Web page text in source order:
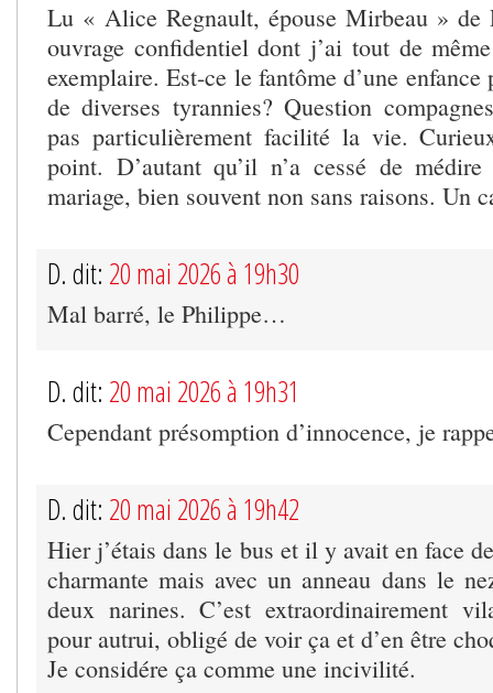
Lu « Alice Regnault, épouse Mirbeau »
ouvrage confidentiel dont j’ai tout de
exemplaire. Est-ce le fantôme d’une enfance
de diverses tyrannies? Question
pas particulièrement facilité la vie.
point. D’autant qu’il n’a cessé de
mariage, bien souvent non sans raisons. Un
D. dit: 20 mai 2026 à 19h30
Mal barré, le Philippe…
D. dit: 20 mai 2026 à 19h31
Cependant présomption d’innocence, je
D. dit: 20 mai 2026 à 19h42
Hier j’étais dans le bus et il y avait en face
charmante mais avec un anneau dans le
deux narines. C’est extraordinairement
pour autrui, obligé de voir ça et d’en être
Je considére ça comme une incivilité.